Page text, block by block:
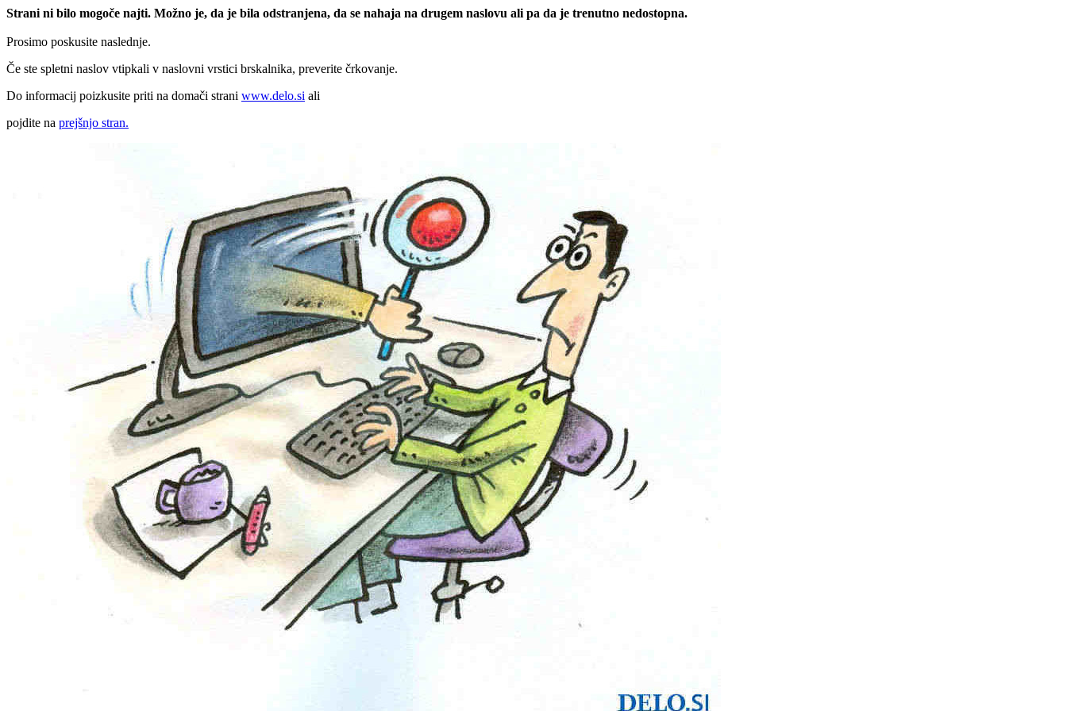
Strani ni bilo mogoče najti. Možno je, da je bila odstranjena, da se nahaja na drugem naslovu ali pa da je trenutno nedostopna.
Prosimo poskusite naslednje.
Če ste spletni naslov vtipkali v naslovni vrstici brskalnika, preverite črkovanje.
Do informacij poizkusite priti na domači strani www.delo.si ali
pojdite na prejšnjo stran.